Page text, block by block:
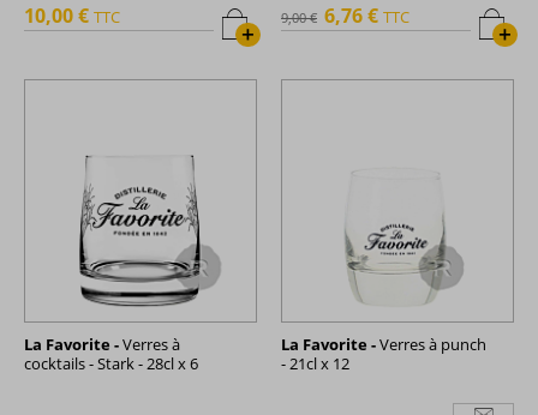
+
10,00 € TTC
+
9,00 € 6,76 € TTC
La Favorite -Verres à
cocktails - Stark - 28cl x 6
La Favorite -Verres à punch
- 21cl x 12